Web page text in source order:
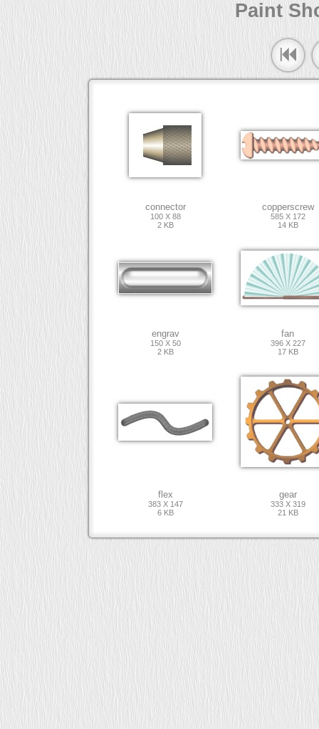
Paint
connector
100 X 88
2 KB
copperscrew
585 X 172
14 KB
engrav
150 X 50
2 KB
fan
396 X 227
17 KB
flex
383 X 147
6 KB
gear
333 X 319
21 KB